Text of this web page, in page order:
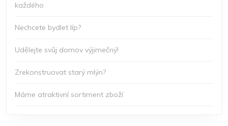
každého
Nechcete bydlet líp?
Udělejte svůj domov výjimečný!
Zrekonstruovat starý mlýn?
Máme atraktivní sortiment zboží